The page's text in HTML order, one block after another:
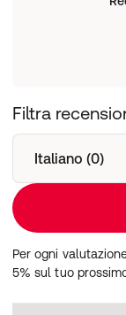
Filtra
Italiano (0)
Per ogni
5% sul tuo